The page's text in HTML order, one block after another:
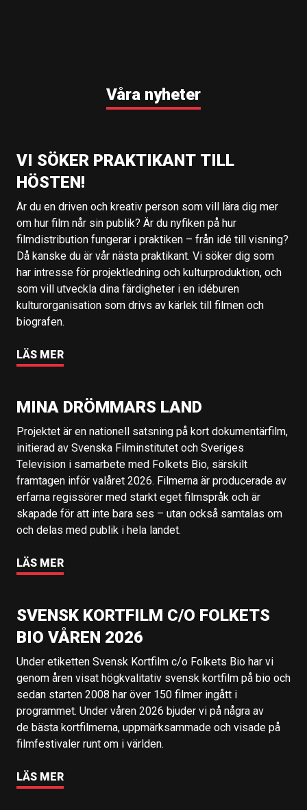
Våra nyheter
VI SÖKER PRAKTIKANT TILL
HÖSTEN!
Är du en driven och kreativ person som vill lära dig mer
om hur film når sin publik? Är du nyfiken på hur
filmdistribution fungerar i praktiken – från idé till visning?
Då kanske du är vår nästa praktikant. Vi söker dig som
har intresse för projektledning och kulturproduktion, och
som vill utveckla dina färdigheter i en idéburen
kulturorganisation som drivs av kärlek till filmen och
biografen.
LÄS MER
MINA DRÖMMARS LAND
Projektet är en nationell satsning på kort dokumentärfilm,
initierad av Svenska Filminstitutet och Sveriges
Television i samarbete med Folkets Bio, särskilt
framtagen inför valåret 2026. Filmerna är producerade av
erfarna regissörer med starkt eget filmspråk och är
skapade för att inte bara ses – utan också samtalas om
och delas med publik i hela landet.
LÄS MER
SVENSK KORTFILM C/O FOLKETS
BIO VÅREN 2026
Under etiketten Svensk Kortfilm c/o Folkets Bio har vi
genom åren visat högkvalitativ svensk kortfilm på bio och
sedan starten 2008 har över 150 filmer ingått i
programmet. Under våren 2026 bjuder vi på några av
de bästa kortfilmerna, uppmärksammade och visade på
filmfestivaler runt om i världen.
LÄS MER